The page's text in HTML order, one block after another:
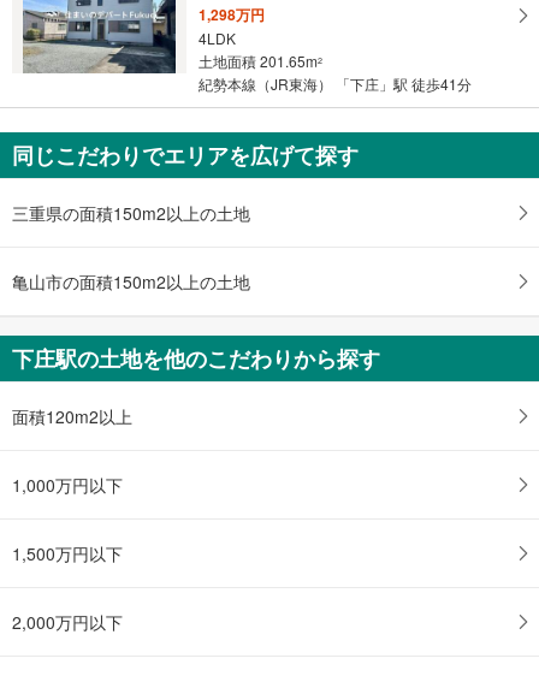
ペ
ー
ジ
保
存
す
る
1,298万円
4LDK
土地面積 201.65m2
紀勢本線（JR東海） 「下庄」駅 徒歩41分
同じこだわりでエリアを広げて探す
三重県の面積150m2以上の土地
亀山市の面積150m2以上の土地
下庄駅の土地を他のこだわりから探す
面積120m2以上
1,000万円以下
1,500万円以下
2,000万円以下